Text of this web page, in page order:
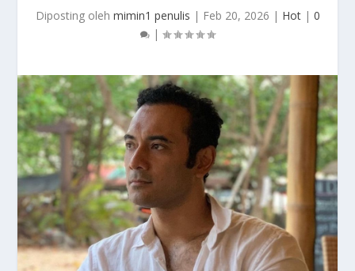
Diposting oleh mimin1 penulis | Feb 20, 2026 | Hot| 0
|